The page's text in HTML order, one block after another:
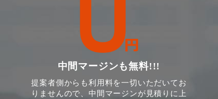
中間マージンも無料!!!
提案者側からも利用料を一切いただいてお
りませんので、中間マージンが見積りに上